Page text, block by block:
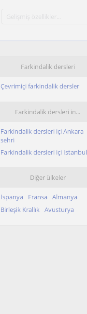
Farkindalik dersleri
Çevrimiçi farkindalik dersler
Farkindalik dersleri in...
Farkindalik dersleri içi Ankara
sehri
Farkindalik dersleri içi Istanbul
Diğer ülkeler
İspanya Fransa
Almanya
Birleşik Krallık Avusturya